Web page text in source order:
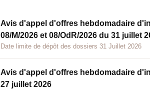
Avis d'appel d'offres hebdomadaire
08/M/2026 et 08/OdR/2026 du 31 juillet
Date limite de dépôt des dossiers 31 Juillet 2026
Avis d'appel d'offres hebdomadaire
27 juillet 2026